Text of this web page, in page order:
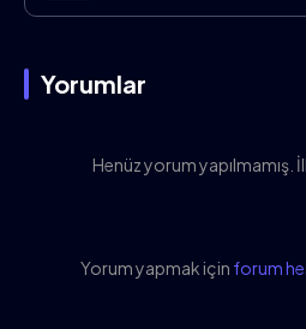
Yorumlar
Henüz yorum yapılmamış.
Yorum yapmak için forum